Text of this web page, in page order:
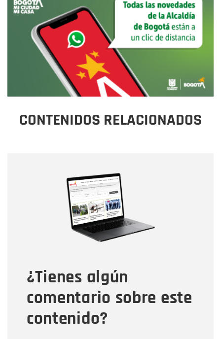
CONTENIDOS RELACIONADOS
¿Tienes algún
comentario sobre este
contenido?
Correo electrónico
Tipo de comentario
Mensaje